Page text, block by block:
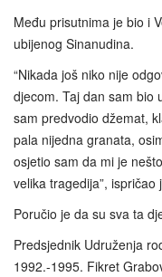
Među prisutnima je bio i
ubijenog Sinanudina.
“Nikada još niko nije
djecom. Taj dan sam bio
sam predvodio džemat,
pala nijedna granata,
osjetio sam da mi je
velika tragedija”, ispričao
Poručio je da su sva ta
Predsjednik Udruženja
1992.-1995. Fikret